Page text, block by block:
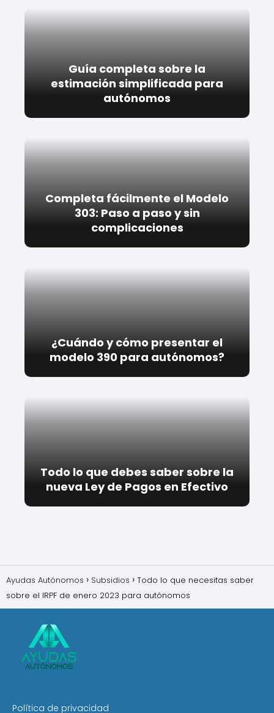
Guía completa sobre la
estimación simplificada para
autónomos
Completa fácilmente el Modelo
303: Paso a paso y sin
complicaciones
¿Cuándo y cómo presentar el
modelo 390 para autónomos?
Todo lo que debes saber sobre la
nueva Ley de Pagos en Efectivo
Ayudas Autónomos Subsidios
Todo lo que necesitas saber
sobre el IRPF de enero 2023 para autónomos
Política de privacidad